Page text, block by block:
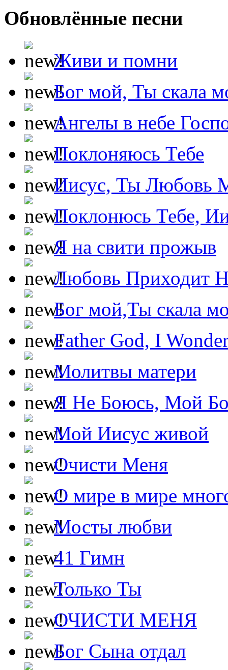
Обновлённые песни
Живи и помни
Бог мой, Ты скала
Ангелы в небе
Поклоняюсь Тебе
Иисус, Ты Любовь
Поклонюсь Тебе,
Я на свити прожыв
Любовь Приходит
Бог мой,Ты скала
Father God, I
Молитвы матери
Я Не Боюсь, Мой
Мой Иисус живой
Очисти Меня
О мире в мире
Мосты любви
41 Гимн
Только Ты
ОЧИСТИ МЕНЯ
Бог Сына отдал